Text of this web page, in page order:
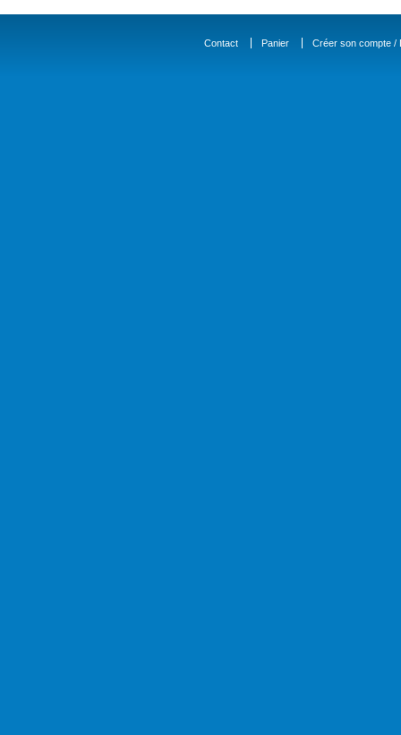
Contact Panier Créer son compte /